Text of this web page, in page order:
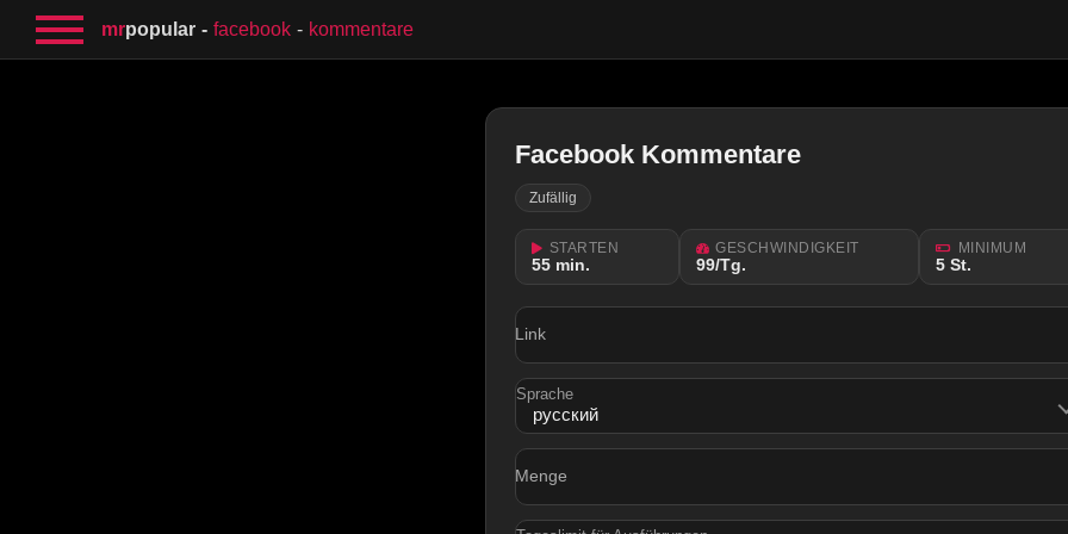
mrpopular facebook kommentare
Facebook Kommentare
Zufällig
STARTEN
55 min.
GESCHWINDIGKEIT
99/Tg.
MINIMUM
5 St.
Link
Sprache
Menge